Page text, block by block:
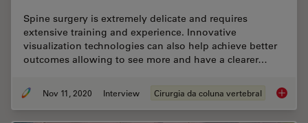
Spine surgery is extremely delicate and requires
extensive training and experience. Innovative
visualization technologies can also help achieve better
outcomes allowing to see more and have a clearer…
Nov 11, 2020 Interview Cirurgia da coluna vertebral